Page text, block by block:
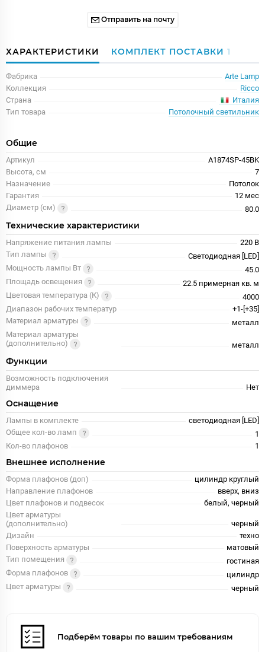
Отправить на почту
ХАРАКТЕРИСТИКИ КОМПЛЕКТ ПОСТАВКИ 1
Фабрика
Arte Lamp
Коллекция
Ricco
Страна
Италия
Тип товара
Потолочный светильник
Общие
Артикул
A1874SP-45BK
Высота, см
7
Назначение
Потолок
Гарантия
12 меc
Диаметр (см)
80.0
Технические характеристики
Напряжение питания лампы
220 В
Тип лампы
Светодиодная [LED]
Мощность лампы Вт
45.0
Площадь освещения
22.5 примерная кв. м
Цветовая температура (К)
4000
Диапазон рабочих температур
+1-[+35]
Материал арматуры
металл
Материал арматуры
(дополнительно)
металл
Функции
Возможность подключения
диммера
Нет
Оснащение
Лампы в комплекте
светодиодная [LED]
Общее кол-во ламп
1
Кол-во плафонов
1
Внешнее исполнение
Форма плафонов (доп)
цилиндр круглый
Направление плафонов
вверх, вниз
Цвет плафонов и подвесок
белый, черный
Цвет арматуры
(дополнительно)
черный
Дизайн
техно
Поверхность арматуры
матовый
Тип помещения
гостиная
Форма плафонов
цилиндр
Цвет арматуры
черный
Подберём товары по вашим требованиям